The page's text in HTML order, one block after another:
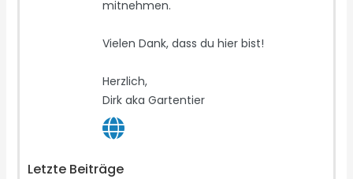
mitnehmen.
Vielen Dank, dass du hier bist!
Herzlich,
Dirk aka Gartentier
Letzte Beiträge